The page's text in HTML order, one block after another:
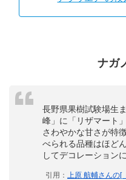
ナガ
長野県果樹試験場生
峰」に「リザマート
さわやかな甘さが特
べられる品種はほど
してデコレーション
引用： 上原 航輔さんの